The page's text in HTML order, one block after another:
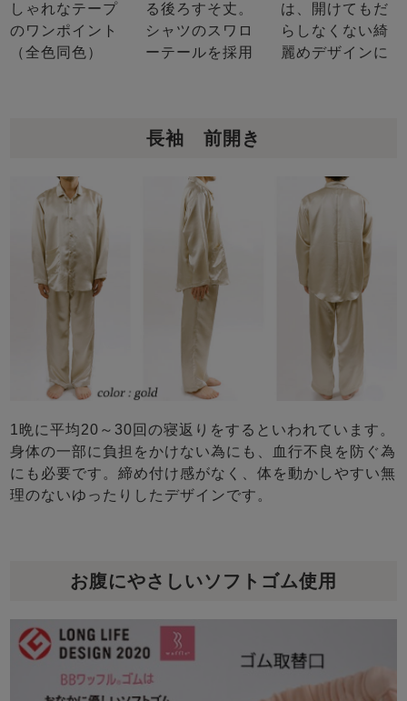
しゃれなテープ
のワンポイント
（全色同色）
る後ろすそ丈。
シャツのスワロ
ーテールを採用
は、開けてもだ
らしなくない綺
麗めデザインに
長袖 前開き
1晩に平均20～30回の寝返りをするといわれています。
身体の一部に負担をかけない為にも、血行不良を防ぐ為
にも必要です。締め付け感がなく、体を動かしやすい無
理のないゆったりしたデザインです。
お腹にやさしいソフトゴム使用